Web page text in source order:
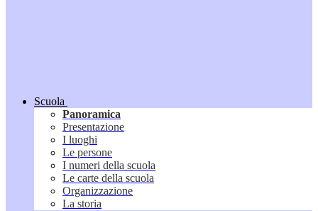
Scuola
Panoramica
Presentazione
I luoghi
Le persone
I numeri della scuola
Le carte della scuola
Organizzazione
La storia